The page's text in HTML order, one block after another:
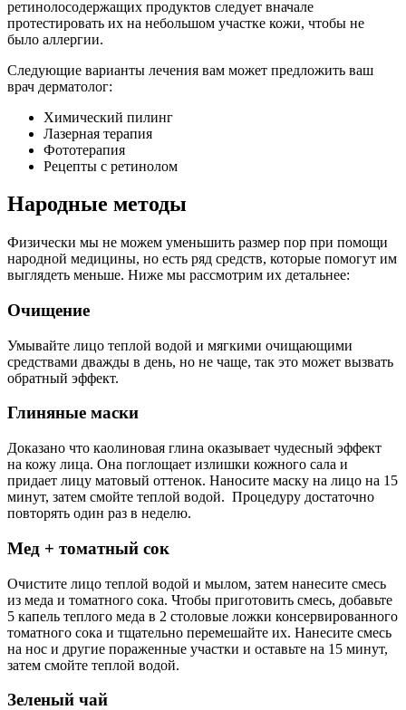
ретинолосодержащих продуктов следует вначале
протестировать их на небольшом участке кожи, чтобы не
было аллергии.
Следующие варианты лечения вам может предложить ваш
врач дерматолог:
Химический пилинг
Лазерная терапия
Фототерапия
Рецепты с ретинолом
Народные методы
Физически мы не можем уменьшить размер пор при помощи
народной медицины, но есть ряд средств, которые помогут им
выглядеть меньше. Ниже мы рассмотрим их детальнее:
Очищение
Умывайте лицо теплой водой и мягкими очищающими
средствами дважды в день, но не чаще, так это может вызвать
обратный эффект.
Глиняные маски
Доказано что каолиновая глина оказывает чудесный эффект
на кожу лица. Она поглощает излишки кожного сала и
придает лицу матовый оттенок. Наносите маску на лицо на 15
минут, затем смойте теплой водой. Процедуру достаточно
повторять один раз в неделю.
Мед + томатный сок
Очистите лицо теплой водой и мылом, затем нанесите смесь
из меда и томатного сока. Чтобы приготовить смесь, добавьте
5 капель теплого меда в 2 столовые ложки консервированного
томатного сока и тщательно перемешайте их. Нанесите смесь
на нос и другие пораженные участки и оставьте на 15 минут,
затем смойте теплой водой.
Зеленый чай